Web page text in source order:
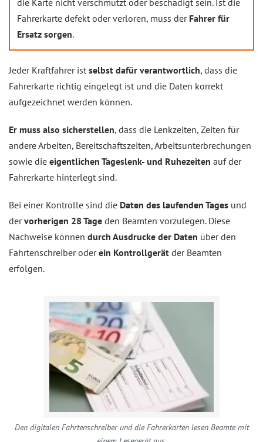
die Karte nicht verschmutzt oder beschädigt sein. Ist die
Fahrerkarte defekt oder verloren, muss der Fahrer für
Ersatz sorgen.
Jeder Kraftfahrer ist selbst dafür verantwortlich, dass die
Fahrerkarte richtig eingelegt ist und die Daten korrekt
aufgezeichnet werden können.
Er muss also sicherstellen, dass die Lenkzeiten, Zeiten für
andere Arbeiten, Bereitschaftszeiten, Arbeitsunterbrechungen
sowie die eigentlichen Tageslenk- und Ruhezeiten auf der
Fahrerkarte hinterlegt sind.
Bei einer Kontrolle sind die Daten des laufenden Tages und
dervorherigen 28 Tage den Beamten vorzulegen. Diese
Nachweise können durch Ausdrucke der Daten über den
Fahrtenschreiber oderein Kontrollgerät der Beamten
erfolgen.
Den digitalen Fahrtenschreiber und die Fahrerkarten lesen Beamte mit